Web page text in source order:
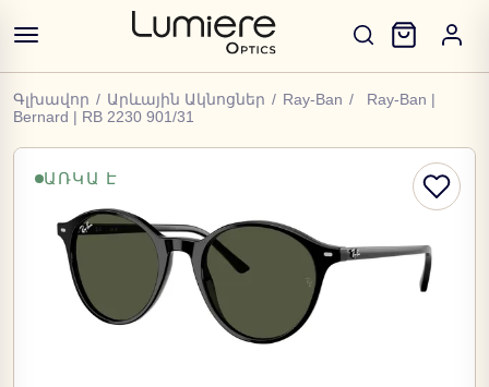
Գլխավոր / Արևային Ակնոցներ / Ray-Ban /
Ray-Ban |
Bernard | RB 2230 901/31
ԱՌԿԱ Է